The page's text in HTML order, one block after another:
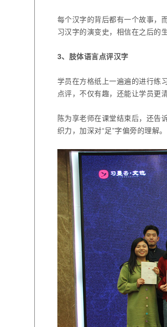
每个汉字的背后都有一个故事，
习汉字的演变史，相信在之后的
3、肢体语言点评汉字
学员在方格纸上一遍遍的进行练
点评，不仅有趣，还能让学员更
陈为享老师在课堂结束后，还告
织力，加深对“足”字偏旁的理解。